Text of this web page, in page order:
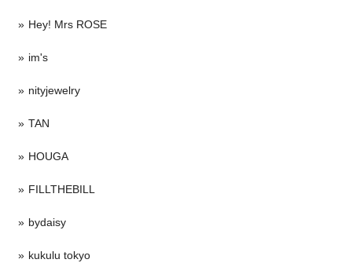
Hey! Mrs ROSE
im's
nityjewelry
TAN
HOUGA
FILLTHEBILL
bydaisy
kukulu tokyo